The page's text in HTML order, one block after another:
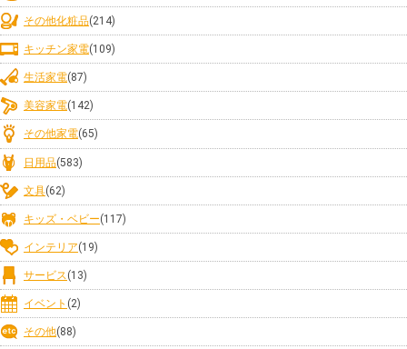
その他化粧品(214)
キッチン家電(109)
生活家電(87)
美容家電(142)
その他家電(65)
日用品(583)
文具(62)
キッズ・ベビー(117)
インテリア(19)
サービス(13)
イベント (2)
その他(88)